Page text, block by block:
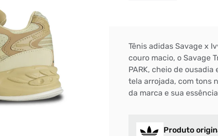
Tênis adidas Savage x
couro macio, o Savage
PARK, cheio de
tela arrojada, com tons
da marca e sua
Produto